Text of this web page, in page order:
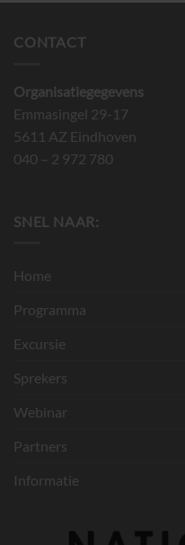
CONTACT
Organisatiegegevens
Emmasingel 29-17
5611 AZ Eindhoven
040 – 2 972 780
SNEL NAAR:
Home
Programma
Excursie
Sprekers
Webinar
Partners
Informatie